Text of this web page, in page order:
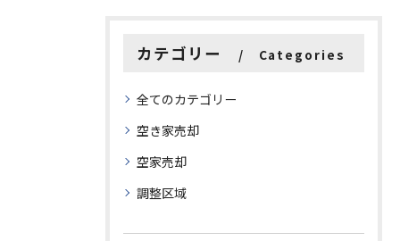
カテゴリー Categories
全てのカテゴリー
空き家売却
空家売却
調整区域